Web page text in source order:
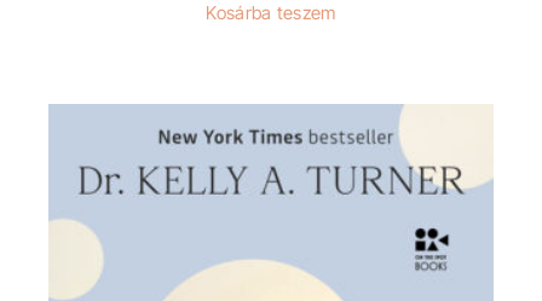
Kosárba teszem